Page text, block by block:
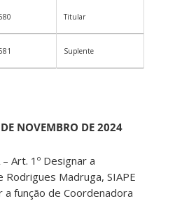
Titular
Suplente
NOVEMBRO DE 2024
Art. 1º Designar a
Madruga, SIAPE
função de Coordenadora